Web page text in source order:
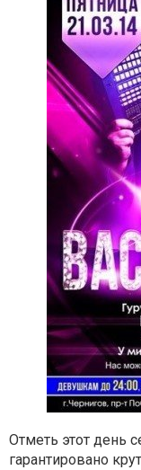
Отметь этот день
гарантировано